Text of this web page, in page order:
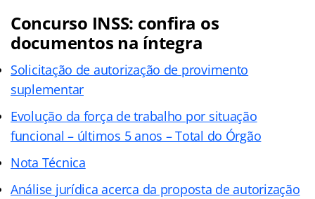
Concurso INSS: confira os
documentos na íntegra
Solicitação de autorização de provimento
suplementar
Evolução da força de trabalho por situação
funcional – últimos 5 anos – Total do Órgão
Nota Técnica
Análise jurídica acerca da proposta de autorização